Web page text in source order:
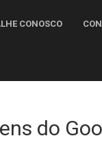
TRABALHE CONOSCO
do